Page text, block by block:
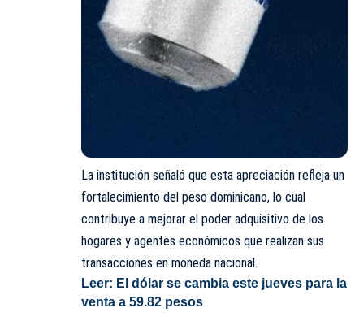
La institución señaló que esta apreciación refleja un
fortalecimiento del peso dominicano, lo cual
contribuye a mejorar el poder adquisitivo de los
hogares y agentes económicos que realizan sus
transacciones en moneda nacional.
Leer: El dólar se cambia este jueves para la
venta a 59.82 pesos